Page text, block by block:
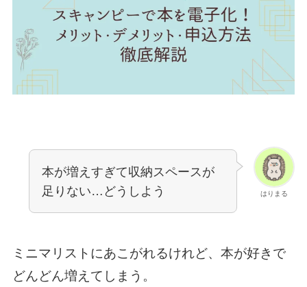
はりまる
本が増えすぎて収納スペースが
足りない…どうしよう
ミニマリストにあこがれるけれど、本が好きで
どんどん増えてしまう。